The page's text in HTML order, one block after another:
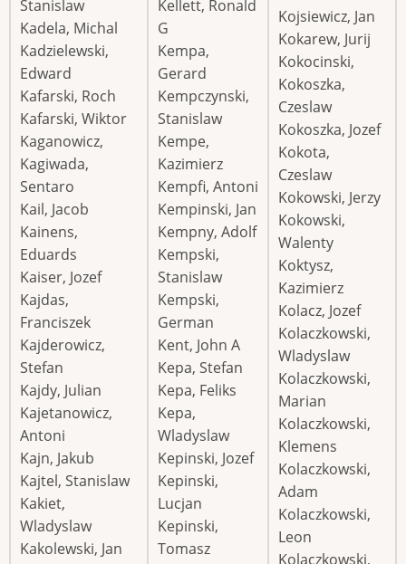
Stanislaw
Kadela, Michal
Kadzielewski,
Edward
Kafarski, Roch
Kafarski, Wiktor
Kaganowicz,
Kagiwada,
Sentaro
Kail, Jacob
Kainens,
Eduards
Kaiser, Jozef
Kajdas,
Franciszek
Kajderowicz,
Stefan
Kajdy, Julian
Kajetanowicz,
Antoni
Kajn, Jakub
Kajtel, Stanislaw
Kakiet,
Wladyslaw
Kakolewski, Jan
Kellett, Ronald
G
Kempa,
Gerard
Kempczynski,
Stanislaw
Kempe,
Kazimierz
Kempfi, Antoni
Kempinski, Jan
Kempny, Adolf
Kempski,
Stanislaw
Kempski,
German
Kent, John A
Kepa, Stefan
Kepa, Feliks
Kepa,
Wladyslaw
Kepinski, Jozef
Kepinski,
Lucjan
Kepinski,
Tomasz
Kojsiewicz, Jan
Kokarew, Jurij
Kokocinski,
Kokoszka,
Czeslaw
Kokoszka, Jozef
Kokota,
Czeslaw
Kokowski, Jerzy
Kokowski,
Walenty
Koktysz,
Kazimierz
Kolacz, Jozef
Kolaczkowski,
Wladyslaw
Kolaczkowski,
Marian
Kolaczkowski,
Klemens
Kolaczkowski,
Adam
Kolaczkowski,
Leon
Kolaczkowski,